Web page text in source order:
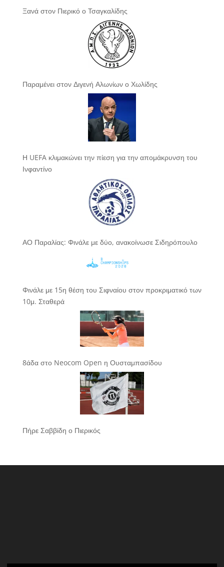
Ξανά στον Πιερικό ο Τσαγκαλίδης
Παραμένει στον Διγενή Αλωνίων ο Χωλίδης
Η UEFA κλιμακώνει την πίεση για την απομάκρυνση του
Ινφαντίνο
ΑΟ Παραλίας: Φινάλε με δύο, ανακοίνωσε Σιδηρόπουλο
Φινάλε με 15η θέση του Σιφναίου στον προκριματικό των
10μ. Σταθερά
8άδα στο Neocom Open η Ουσταμπασίδου
Πήρε Σαββίδη ο Πιερικός